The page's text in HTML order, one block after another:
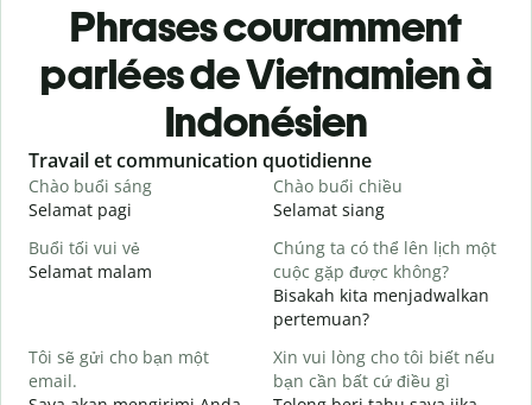
Phrases couramment
parlées de Vietnamien à
Indonésien
Slide 1 of 6
Travail et communication quotidienne
Chào buổi sáng
Selamat pagi
Chào buổi chiều
Selamat siang
Buổi tối vui vẻ
Selamat malam
Chúng ta có thể lên lịch một
cuộc gặp được không?
Bisakah kita menjadwalkan
pertemuan?
Tôi sẽ gửi cho bạn một
email.
Xin vui lòng cho tôi biết nếu
bạn cần bất cứ điều gì